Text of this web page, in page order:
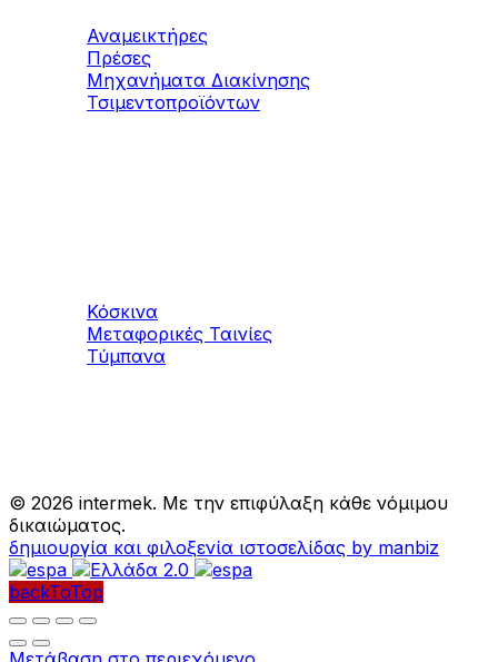
Αναμεικτήρες
Πρέσες
Μηχανήματα Διακίνησης
Τσιμεντοπροϊόντων
Κόσκινα
Μεταφορικές Ταινίες
Τύμπανα
© 2026 intermek. Με την επιφύλαξη κάθε νόμιμου
δικαιώματος.
δημιουργία και φιλοξενία ιστοσελίδας by manbiz
backToTop